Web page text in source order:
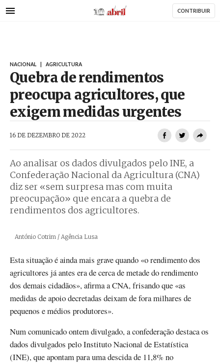
para
AbrilAbril CONTRIBUIR
NACIONAL AGRICULTURA
Quebra de rendimentos
preocupa agricultores, que
exigem medidas urgentes
16 DE DEZEMBRO DE 2022
Ao analisar os dados divulgados pelo INE, a
Confederação Nacional da Agricultura (CNA)
diz ser «sem surpresa mas com muita
preocupação» que encara a quebra de
rendimentos dos agricultores.
Créditos
António Cotrim / Agência Lusa
Esta situação é ainda mais grave quando «o rendimento dos
agricultores já antes era de cerca de metade do rendimento
dos demais cidadãos», afirma a CNA, frisando que «as
medidas de apoio decretadas deixam de fora milhares de
pequenos e médios produtores».
Num comunicado ontem divulgado, a confederação destaca os
dados divulgados pelo Instituto Nacional de Estatística
(INE), que apontam para uma descida de 11,8% no